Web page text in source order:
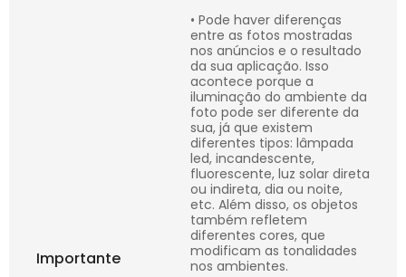
Importante
• Pode haver diferenças
entre as fotos mostradas
nos anúncios e o resultado
da sua aplicação. Isso
acontece porque a
iluminação do ambiente da
foto pode ser diferente da
sua, já que existem
diferentes tipos: lâmpada
led, incandescente,
fluorescente, luz solar direta
ou indireta, dia ou noite,
etc. Além disso, os objetos
também refletem
diferentes cores, que
modificam as tonalidades
nos ambientes.